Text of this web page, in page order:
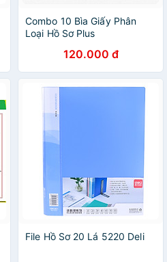
Combo 10 Bìa Giấy Phân
Loại Hồ Sơ Plus
120.000 đ
File Hồ Sơ 20 Lá 5220 Deli